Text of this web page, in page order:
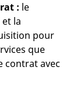
: le
la
pour
que
contrat avec